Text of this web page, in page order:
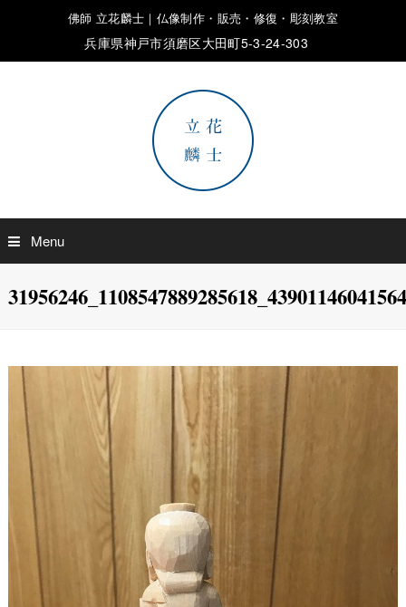
佛師 立花麟士｜仏像制作・販売・修復・彫刻教室
兵庫県神戸市須磨区大田町5-3-24-303
Menu